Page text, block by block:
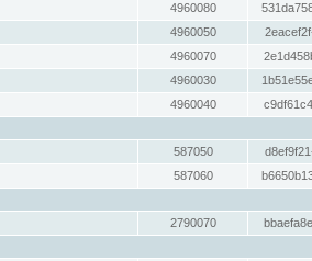
4960080
4960050
4960070
4960030
4960040
587050
587060
2790070